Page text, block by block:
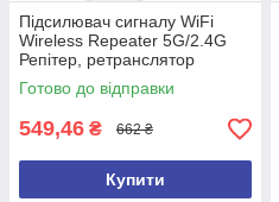
Підсилювач сигналу WiFi
Wireless Repeater 5G/2.4G
Репітер, ретранслятор
сигналу до 1200Mbps 802.11
Готово до відправки
549,46 ₴ 662 ₴
Купити